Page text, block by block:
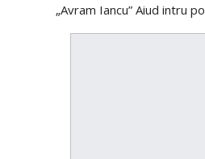
„Avram Iancu” Aiud intru